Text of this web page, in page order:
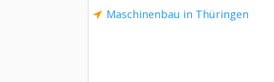
Maschinenbau in Thüringen